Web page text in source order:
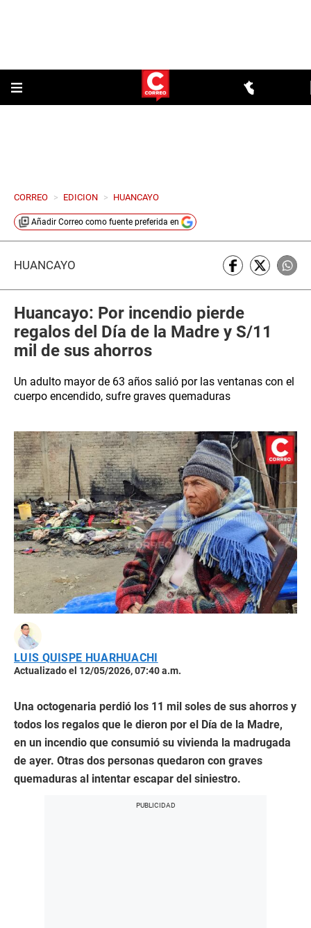
CORREO > EDICION > HUANCAYO
Añadir Correo como fuente preferida en
HUANCAYO
Huancayo: Por incendio pierde
regalos del Día de la Madre y S/11
mil de sus ahorros
Un adulto mayor de 63 años salió por las ventanas con el
cuerpo encendido, sufre graves quemaduras
LUIS QUISPE HUARHUACHI
Actualizado el 12/05/2026, 07:40 a.m.
Una octogenaria perdió los 11 mil soles de sus ahorros y
todos los regalos que le dieron por el Día de la Madre,
en un incendio que consumió su vivienda la madrugada
de ayer. Otras dos personas quedaron con graves
quemaduras al intentar escapar del siniestro.